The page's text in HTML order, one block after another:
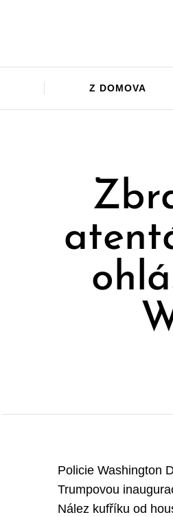
Z DOMOVA
Policie Washington
Trumpovou
Nález kufříku od